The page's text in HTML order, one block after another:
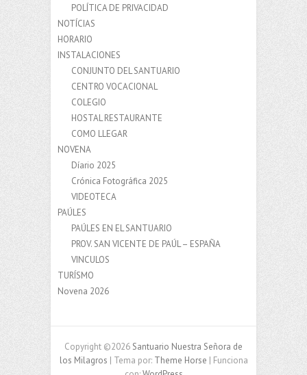
POLÍTICA DE PRIVACIDAD
NOTÍCIAS
HORARIO
INSTALACIONES
CONJUNTO DEL SANTUARIO
CENTRO VOCACIONAL
COLEGIO
HOSTAL RESTAURANTE
COMO LLEGAR
NOVENA
Díario 2025
Crónica Fotográfica 2025
VIDEOTECA
PAÚLES
PAÚLES EN EL SANTUARIO
PROV. SAN VICENTE DE PAÚL – ESPAÑA
VINCULOS
TURÍSMO
Novena 2026
Copyright ©2026 Santuario Nuestra Señora de
los Milagros | Tema por: Theme Horse | Funciona